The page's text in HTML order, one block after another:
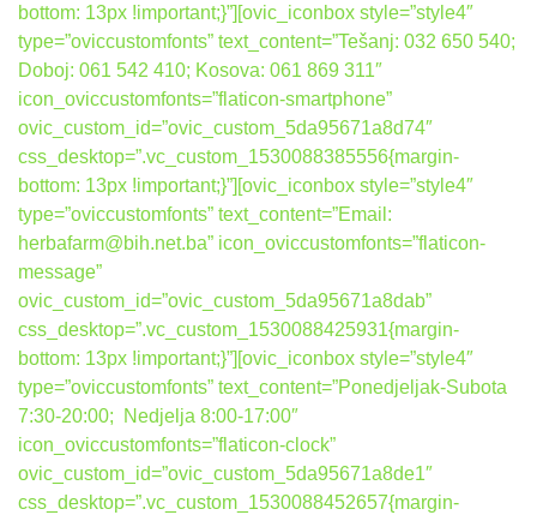
bottom: 13px !important;}”][ovic_iconbox style=”style4″
type=”oviccustomfonts” text_content=”Tešanj: 032 650 540;
Doboj: 061 542 410; Kosova: 061 869 311″
icon_oviccustomfonts=”flaticon-smartphone”
ovic_custom_id=”ovic_custom_5da95671a8d74″
css_desktop=”.vc_custom_1530088385556{margin-
bottom: 13px !important;}”][ovic_iconbox style=”style4″
type=”oviccustomfonts” text_content=”Email:
herbafarm@bih.net.ba” icon_oviccustomfonts=”flaticon-
message”
ovic_custom_id=”ovic_custom_5da95671a8dab”
css_desktop=”.vc_custom_1530088425931{margin-
bottom: 13px !important;}”][ovic_iconbox style=”style4″
type=”oviccustomfonts” text_content=”Ponedjeljak-Subota
7:30-20:00; Nedjelja 8:00-17:00″
icon_oviccustomfonts=”flaticon-clock”
ovic_custom_id=”ovic_custom_5da95671a8de1″
css_desktop=”.vc_custom_1530088452657{margin-